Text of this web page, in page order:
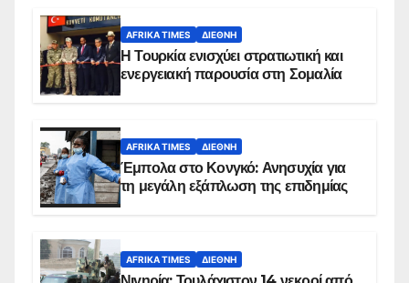
AFRIKA TIMES ΔΙΕΘΝΉ
Η Τουρκία ενισχύει στρατιωτική και
ενεργειακή παρουσία στη Σομαλία
AFRIKA TIMES ΔΙΕΘΝΉ
Έμπολα στο Κονγκό: Ανησυχία για
τη μεγάλη εξάπλωση της επιδημίας
AFRIKA TIMES ΔΙΕΘΝΉ